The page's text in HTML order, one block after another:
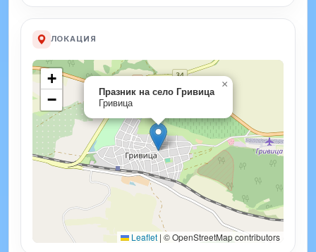
ЛОКАЦИЯ
Празник на село Гривица
Гривица
×
+
−
Leaflet | © OpenStreetMap contributors